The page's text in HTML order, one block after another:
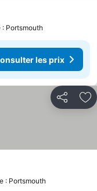
: Portsmouth
les prix
Partager
: Portsmouth